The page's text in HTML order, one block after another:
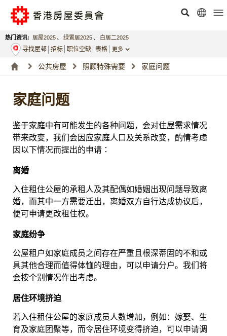
热门资讯: 居屋2025、 绿置居2025、 白居二2025
寻找屋邨 招标 职位空缺 表格 更多
公共房屋 照顾特殊需要 家庭问题
家庭问题
鉴于家庭中有可能发生的各种问题，会对住屋需求情况
带来改变，我们会因应家庭人口及关系改变，酌情考虑
因以下情况而提出的申请∶
离婚
入住租住公屋的承租人及其配偶如婚姻出现问题导致离
婚，而其中一方需要迁出，离婚双方自行达成协议后，
便可申请更改租住权。
家庭纷争
公屋租户如家庭成员之间存在严重且根深蒂固的不和或
具其他合理而值得体恤的理由，可以申请分户。我们将
会按个别情况作出考虑。
居住环境挤迫
若入住租住公屋的家庭成员人数增加，例如：嫁娶、生
育及家庭团聚等，而令居住环境变得挤迫，可以申请调